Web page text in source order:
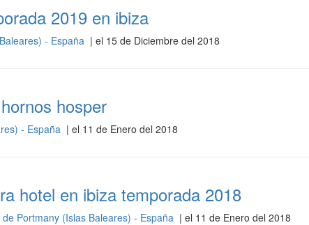
2019 en ibiza
- España | el 15 de Diciembre del 2018
hosper
- España | el 11 de Enero del 2018
hotel en ibiza temporada 2018
Portmany (Islas Baleares) - España | el 11 de Enero del 2018